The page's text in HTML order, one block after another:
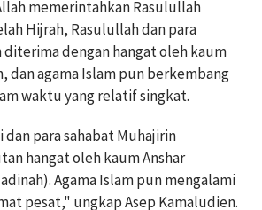
memerintahkan Rasulullah
Hijrah, Rasulullah dan para
diterima dengan hangat oleh kaum
dan agama Islam pun berkembang
waktu yang relatif singkat.
dan para sahabat Muhajirin
hangat oleh kaum Anshar
Agama Islam pun mengalami
pesat," ungkap Asep Kamaludien.